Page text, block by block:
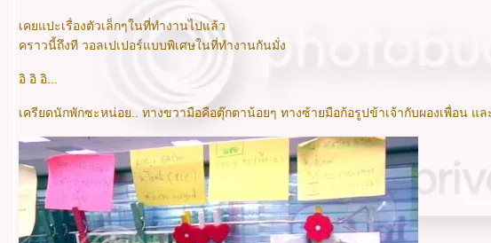
เคยแปะเรื่องตัวเล็กๆในที่ทำงานไปแล้ว
คราวนี้ถึงที วอลเปเปอร์แบบพิเศษในที่ทำงานกันมั่ง
อิ อิ อิ...
เครียดนักพักซะหน่อย.. ทางขวามือคือตุ๊กตาน้อยๆ ทางซ้ายมือก้อรูปข้าเจ้ากับผองเพื่อน